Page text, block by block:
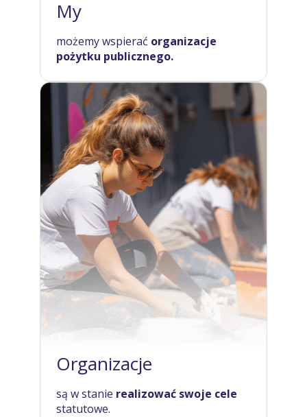
My
możemy wspierać organizacje
pożytku publicznego.
Organizacje
są w stanie realizować swoje cele
statutowe.